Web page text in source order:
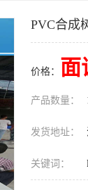
PVC合成
价格： 面
产品数量：
发货地址：
关键词：